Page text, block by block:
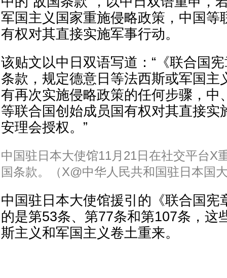
军国主义国家重施侵略政策，中国等
有权对其直接实施军事行动。
该贴文以中日双语写道：“《联合国
条款，规定德意日等法西斯或军国主
有再次实施侵略政策的任何步骤，中
等联合国创始成员国有权对其直接实
安理会授权。”
中国驻日本大使馆11月21日在社交平台X
国条款。（X@中华人民共和国驻日本国
中国驻日本大使馆援引的《联合国宪
的是第53条、第77条和第107条，这
斯主义和军国主义卷土重来。